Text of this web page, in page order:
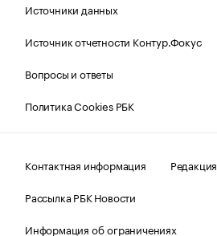
Источники данных
Источник отчетности Контур.Фокус
Вопросы и ответы
Политика Cookies РБК
Контактная информация
Редакция
Рассылка РБК Новости
Информация об ограничениях